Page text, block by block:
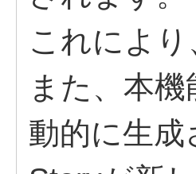
これによ
また、本
動的に生